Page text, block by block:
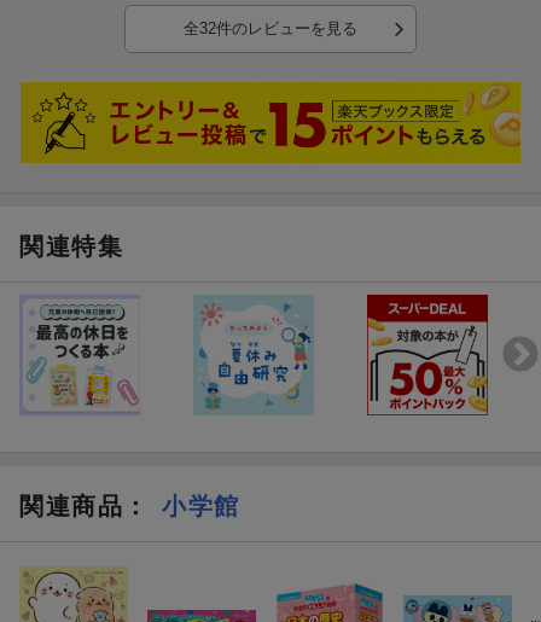
全32件のレビューを見る
関連特集
関連商品 ： 小学館